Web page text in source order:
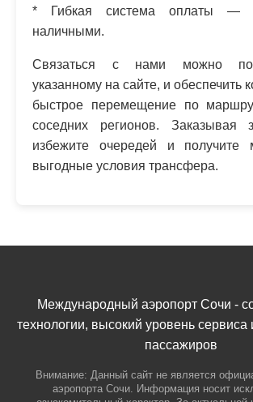
* Гибкая система оплаты —
наличными.
Связаться с нами можно по
указанному на сайте, и обеспечить
быстрое перемещение по
соседних регионов. Заказывая
избежите очередей и получите
выгодные условия трансфера.
Международный аэропорт Сочи -
технологии, высокий уровень
пассажиров
Внимание: Данный сайт не является
аэропорта Сочи. Информация носит